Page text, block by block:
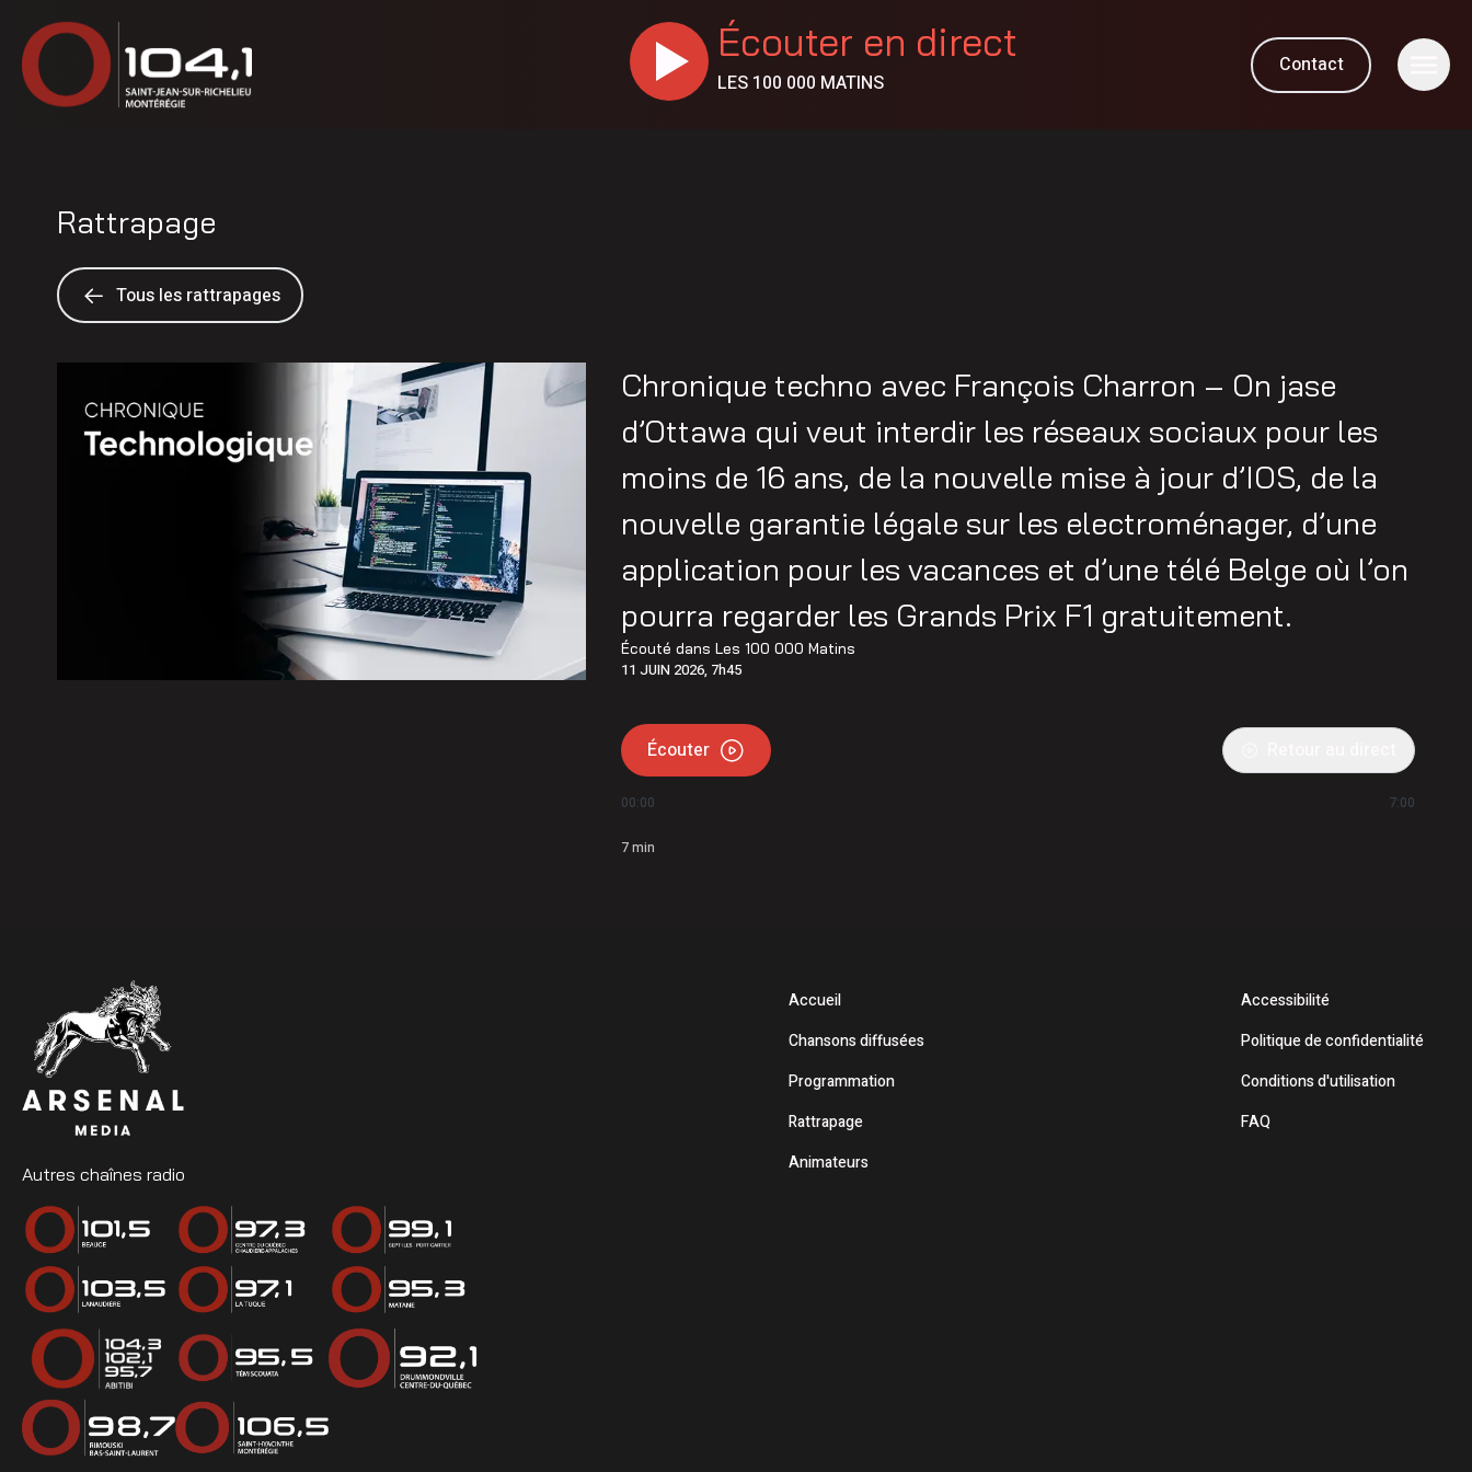
Écouter en direct
LES 100 000 MATINS
Contact
Rattrapage
Tous les rattrapages
Chronique techno avec François Charron – On jase
d’Ottawa qui veut interdir les réseaux sociaux pour les
moins de 16 ans, de la nouvelle mise à jour d’IOS, de la
nouvelle garantie légale sur les electroménager, d’une
application pour les vacances et d’une télé Belge où l’on
pourra regarder les Grands Prix F1 gratuitement.
Écouté dansLes 100 000 Matins
11 JUIN 2026, 7h45
Écouter
00:00 7:00
7min
Autres chaînes radio
Accueil
Chansons diffusées
Programmation
Rattrapage
Animateurs
Accessibilité
Politique de confidentialité
Conditions d'utilisation
FAQ